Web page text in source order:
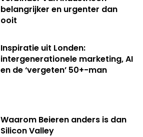
belangrijker en urgenter dan
ooit
Inspiratie uit Londen:
intergenerationele marketing, AI
en de ‘vergeten’ 50+-man
Waarom Beieren anders is dan
Silicon Valley